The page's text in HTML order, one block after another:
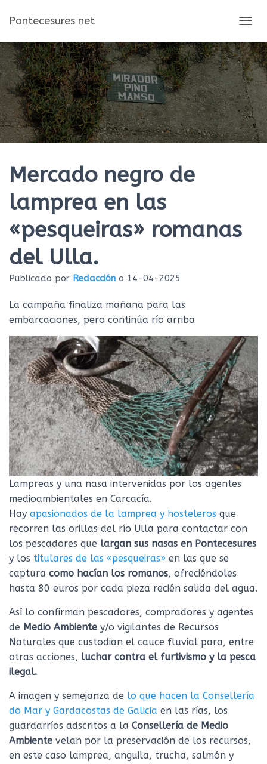
Pontecesures net
A
M
B
I
A
R
M
O
D
O
Mercado negro de
lamprea en las
«pesqueiras» romanas
del Ulla.
Publicado por Redacción o 14-04-2025
La campaña finaliza mañana para las
embarcaciones, pero continúa río arriba
Lampreas y una nasa intervenidas por los agentes
medioambientales en Carcacía.
Hay apasionados de la lamprea y hosteleros que
recorren las orillas del río Ulla para contactar con
los pescadores que largan sus nasas en Pontecesures
y los titulares de las «pesqueiras» en las que se
captura como hacían los romanos, ofreciéndoles
hasta 80 euros por cada pieza recién salida del agua.
Así lo confirman pescadores, compradores y agentes
de Medio Ambiente y/o vigilantes de Recursos
Naturales que custodian el cauce fluvial para, entre
otras acciones, luchar contra el furtivismo y la pesca
ilegal.
A imagen y semejanza de lo que hacen la Consellería
do Mar y Gardacostas de Galicia en las rías, los
guardarríos adscritos a la Consellería de Medio
Ambiente velan por la preservación de los recursos,
en este caso lamprea, anguila, trucha, salmón y